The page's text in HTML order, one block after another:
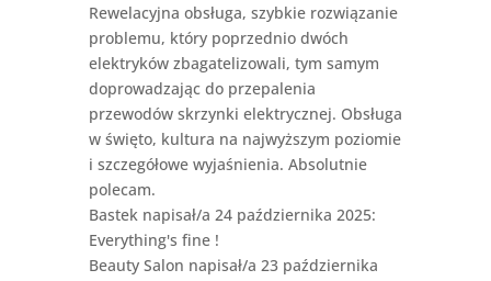
Rewelacyjna obsługa, szybkie rozwiązanie
problemu, który poprzednio dwóch
elektryków zbagatelizowali, tym samym
doprowadzając do przepalenia
przewodów skrzynki elektrycznej. Obsługa
w święto, kultura na najwyższym poziomie
i szczegółowe wyjaśnienia. Absolutnie
polecam.
Bastek napisał/a 24 października 2025:
Everything's fine !
Beauty Salon napisał/a 23 października